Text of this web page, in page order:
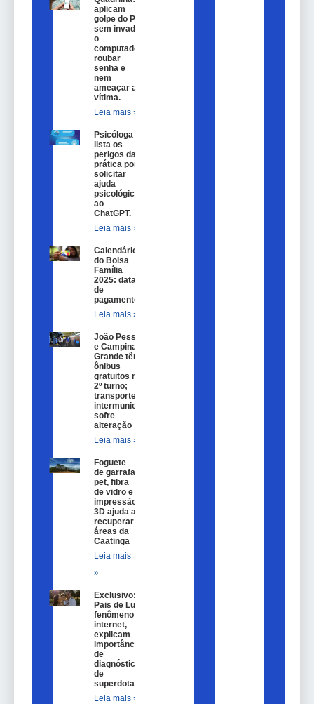
aplicam
golpe do Pix
sem invadir
o
computador,
roubar
senha e
nem
ameaçar a
vítima.
Leia mais »
Psicóloga
lista os
perigos da
prática por
solicitar
ajuda
psicológica
ao
ChatGPT.
Leia mais »
Calendário
do Bolsa
Família
2025: datas
de
pagamento.
Leia mais »
João Pessoa
e Campina
Grande têm
ônibus
gratuitos no
2º turno;
transporte
intermunicipal
sofre
alteração
Leia mais »
Foguete
de garrafa
pet, fibra
de vidro e
impressão
3D ajuda a
recuperar
áreas da
Caatinga
Leia mais
»
Exclusivo:
Pais de Lulu,
fenômeno na
internet,
explicam
importância
de
diagnóstico
de
superdotação
Leia mais »